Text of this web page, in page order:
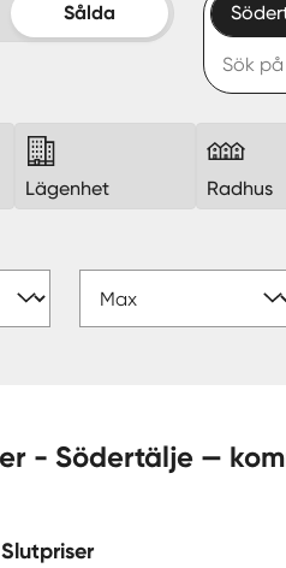
Sålda
Lägenhet Radhus
6 sålda tomter - Södertälje —
Slutpriser